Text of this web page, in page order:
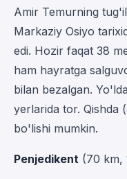
Amir Temurning
Markaziy Osiyo
edi. Hozir faqat 38
ham hayratga
bilan bezalgan.
yerlarida tor. Qishda
bo'lishi mumkin.
Penjedikent (70 km,